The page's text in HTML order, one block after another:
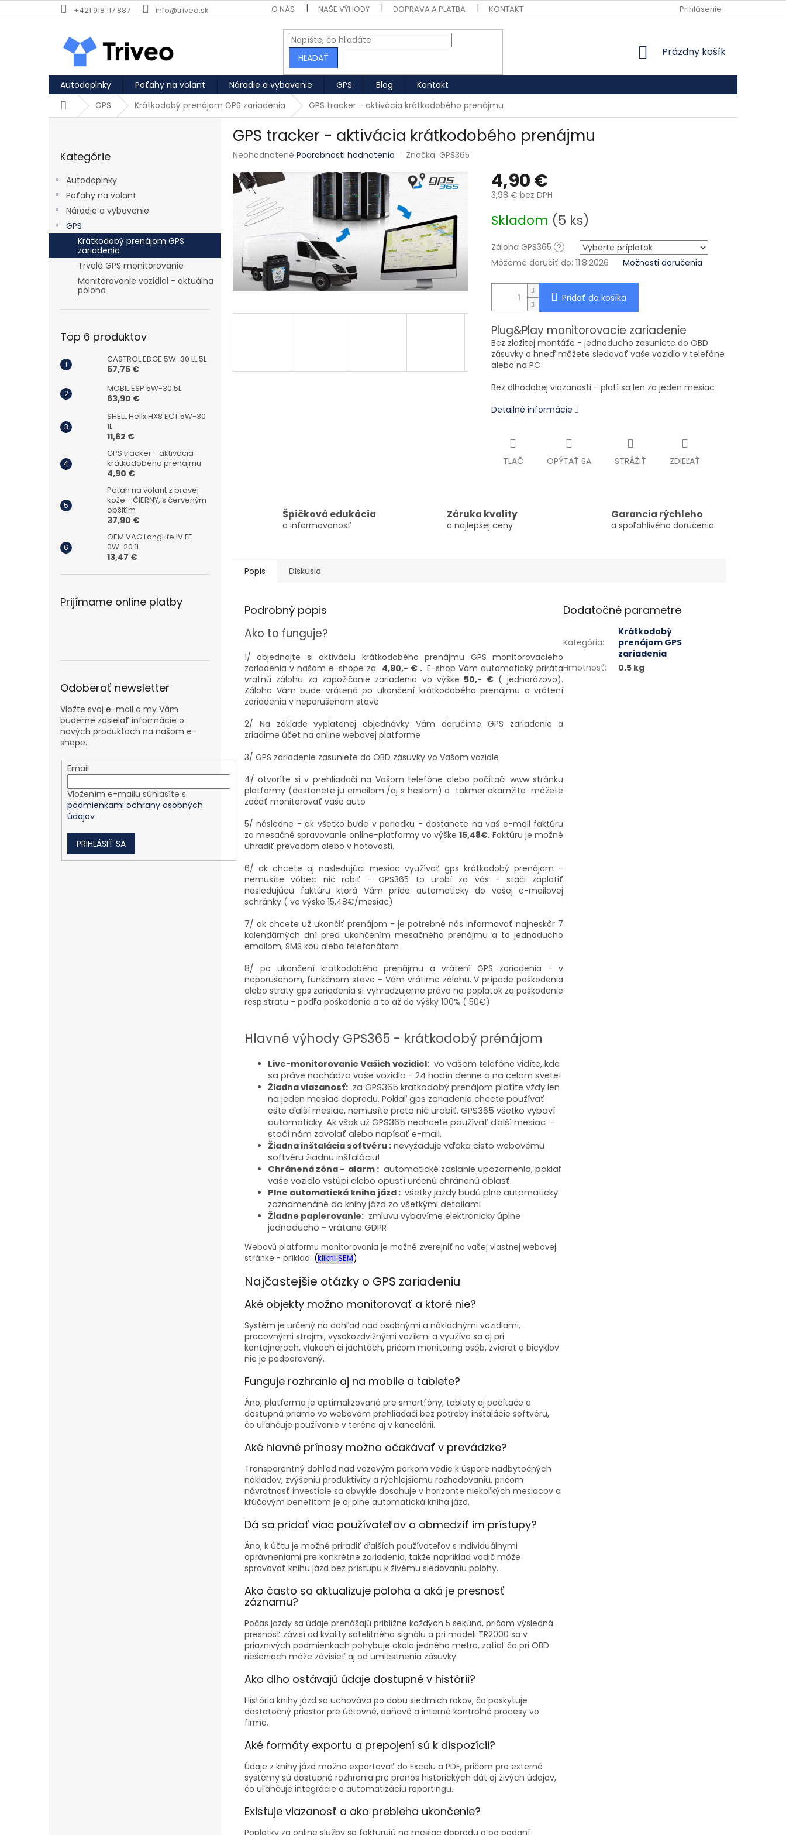
Prejsť na obsah +421 918 117 887 info@triveo.sk O NÁS NAŠE VÝHODY DOPRAVA A PLATBA KONTAKT VŠEOBECNÉ OBCHODNÉ PODMIENKY PODMIENKY
Prihlásenie
HĽADAŤ NÁKUPNÝ KOŠÍK
Prázdny košík
Autodoplnky Poťahy na volant Náradie a vybavenie GPS Blog
Kontakt
DomovGPS Krátkodobý prenájom GPS zariadenia GPS tracker - aktivácia krátkodobého prenájmu
Kategórie
Autodoplnky
Poťahy na volant
Náradie a vybavenie
GPS
Krátkodobý prenájom GPS
zariadenia
Trvalé GPS monitorovanie
Monitorovanie vozidiel - aktuálna
poloha
Top 6 produktov
CASTROL EDGE 5W-30 LL 5L
57,75 €
MOBIL ESP 5W-30 5L
63,90 €
SHELL Helix HX8 ECT 5W-30
1L
11,62 €
GPS tracker - aktivácia
krátkodobého prenájmu
4,90 €
Poťah na volant z pravej
kože - ČIERNY, s červeným
obšitím
37,90 €
OEM VAG LongLife IV FE
0W-20 1L
13,47 €
Prijímame online platby
Odoberať newsletter
Vložte svoj e-mail a my Vám
budeme zasielať informácie o
nových produktoch na našom e-
shope.
Email
Vložením e-mailu súhlasíte s
podmienkami ochrany osobných
údajov
PRIHLÁSIŤ SA
GPS tracker - aktivácia krátkodobého prenájmu
Priemerné hodnotenie produktu je 0,0 z 5 hviezdičiek.
Neohodnotené Podrobnosti hodnotenia Značka:GPS365
4,90 €
3,98 € bez DPH
Jednotková cena:
Skladom (5 ks)
Záloha GPS365 ?
Môžeme doručiť do: 11.8.2026 Možnosti doručenia
Pridať do košíka
Plug&Play monitorovacie zariadenie
Bez zložitej montáže - jednoducho zasuniete do OBD
zásuvky a hneď môžete sledovať vaše vozidlo v telefóne
alebo na PC
Bez dlhodobej viazanosti - platí sa len za jeden mesiac
Detailné informácie
TLAČ OPÝTAŤ SA STRÁŽIŤ ZDIEĽAŤ
Špičková edukácia
a informovanosť
Záruka kvality
a najlepšej ceny
Garancia rýchleho
a spoľahlivého doručenia
Popis Diskusia
Podrobný popis
Ako to funguje?
1/ objednajte si aktiváciu krátkodobého prenájmu GPS monitorovacieho
zariadenia v našom e-shope za 4,90,- € . E-shop Vám automatický priráta
vratnú zálohu za zapožičanie zariadenia vo výške 50,- €( jednorázovo).
Záloha Vám bude vrátená po ukončení krátkodobého prenájmu a vrátení
zariadenia v neporušenom stave
2/ Na základe vyplatenej objednávky Vám doručíme GPS zariadenie a
zriadime účet na online webovej platforme
3/ GPS zariadenie zasuniete do OBD zásuvky vo Vašom vozidle
4/ otvoríte si v prehliadači na Vašom telefóne alebo počítači www stránku
platformy (dostanete ju emailom /aj s heslom) a takmer okamžite môžete
začať monitorovať vaše auto
5/ následne - ak všetko bude v poriadku - dostanete na vaš e-mail faktúru
za mesačné spravovanie online-platformy vo výške15,48€. Faktúru je možné
uhradiť prevodom alebo v hotovosti.
6/ ak chcete aj nasledujúci mesiac využívať gps krátkodobý prenájom -
nemusíte vôbec nič robiť - GPS365 to urobí za vás - stači zaplatiť
nasledujúcu faktúru ktorá Vám príde automaticky do vašej e-mailovej
schránky ( vo výške 15,48€/mesiac)
7/ ak chcete už ukončiť prenájom - je potrebné nás informovať najneskôr 7
kalendárných dní pred ukončením mesačného prenájmu a to jednoducho
emailom, SMS kou alebo telefonátom
8/ po ukončení kratkodobého prenájmu a vrátení GPS zariadenia - v
neporušenom, funkčnom stave - Vám vrátime zálohu. V prípade poškodenia
alebo straty gps zariadenia si vyhradzujeme právo na poplatok za poškodenie
resp.stratu - podľa poškodenia a to až do výšky 100% ( 50€)
Hlavné výhody GPS365 - krátkodobý prénájom
Live-monitorovanie Vašich vozidiel: vo vašom telefóne vidíte, kde
sa práve nachádza vaše vozidlo - 24 hodín denne a na celom svete!
Žiadna viazanosť: za GPS365 kratkodobý prenájom platíte vždy len
na jeden mesiac dopredu. Pokiaľ gps zariadenie chcete používať
ešte ďalší mesiac, nemusíte preto nič urobiť. GPS365 všetko vybaví
automaticky. Ak však už GPS365 nechcete používať ďalší mesiac -
stačí nám zavolať alebo napísať e-mail.
Žiadna inštalácia softvéru : nevyžaduje vďaka čisto webovému
softvéru žiadnu inštaláciu!
Chránená zóna - alarm : automatické zaslanie upozornenia, pokiaľ
vaše vozidlo vstúpi alebo opustí určenú chránenú oblasť.
Plne automatická kniha jázd : všetky jazdy budú plne automaticky
zaznamenáné do knihy jázd zo všetkými detailami
Žiadne papierovanie: zmluvu vybavíme elektronicky úplne
jednoducho - vrátane GDPR
Webovú platformu monitorovania je možné zverejniť na vašej vlastnej webovej
stránke - príklad: (klikni SEM)
Najčastejšie otázky o GPS zariadeniu
Aké objekty možno monitorovať a ktoré nie?
Systém je určený na dohľad nad osobnými a nákladnými vozidlami,
pracovnými strojmi, vysokozdvižnými vozíkmi a využíva sa aj pri
kontajneroch, vlakoch či jachtách, pričom monitoring osôb, zvierat a bicyklov
nie je podporovaný.
Funguje rozhranie aj na mobile a tablete?
Áno, platforma je optimalizovaná pre smartfóny, tablety aj počítače a
dostupná priamo vo webovom prehliadači bez potreby inštalácie softvéru,
čo uľahčuje používanie v teréne aj v kancelárii.
Aké hlavné prínosy možno očakávať v prevádzke?
Transparentný dohľad nad vozovým parkom vedie k úspore nadbytočných
nákladov, zvýšeniu produktivity a rýchlejšiemu rozhodovaniu, pričom
návratnosť investície sa obvykle dosahuje v horizonte niekoľkých mesiacov a
kľúčovým benefitom je aj plne automatická kniha jázd.
Dá sa pridať viac používateľov a obmedziť im prístupy?
Áno, k účtu je možné priradiť ďalších používateľov s individuálnymi
oprávneniami pre konkrétne zariadenia, takže napríklad vodič môže
spravovať knihu jázd bez prístupu k živému sledovaniu polohy.
Ako často sa aktualizuje poloha a aká je presnosť
záznamu?
Počas jazdy sa údaje prenášajú približne každých 5 sekúnd, pričom výsledná
presnosť závisí od kvality satelitného signálu a pri modeli TR2000 sa v
priaznivých podmienkach pohybuje okolo jedného metra, zatiaľ čo pri OBD
riešeniach môže závisieť aj od umiestnenia zásuvky.
Ako dlho ostávajú údaje dostupné v histórii?
História knihy jázd sa uchováva po dobu siedmich rokov, čo poskytuje
dostatočný priestor pre účtovné, daňové a interné kontrolné procesy vo
firme.
Aké formáty exportu a prepojení sú k dispozícii?
Údaje z knihy jázd možno exportovať do Excelu a PDF, pričom pre externé
systémy sú dostupné rozhrania pre prenos historických dát aj živých údajov,
čo uľahčuje integrácie a automatizáciu reportingu.
Existuje viazanosť a ako prebieha ukončenie?
Dodatočné parametre
Kategória:
Krátkodobý
prenájom GPS
zariadenia
Hmotnosť: 0.5 kg